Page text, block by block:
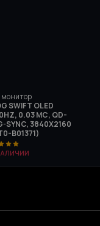
монитор
SWIFT OLED
0.03 МС, QD-
SYNC, 3840X2160
B01371)